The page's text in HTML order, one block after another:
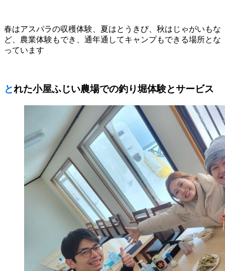
春はアスパラの収穫体験、夏はとうきび、秋はじゃがいもな
ど、農業体験もでき、通年通してキャンプもできる場所とな
っています
とれた小屋ふじい農場での釣り堀体験とサービス